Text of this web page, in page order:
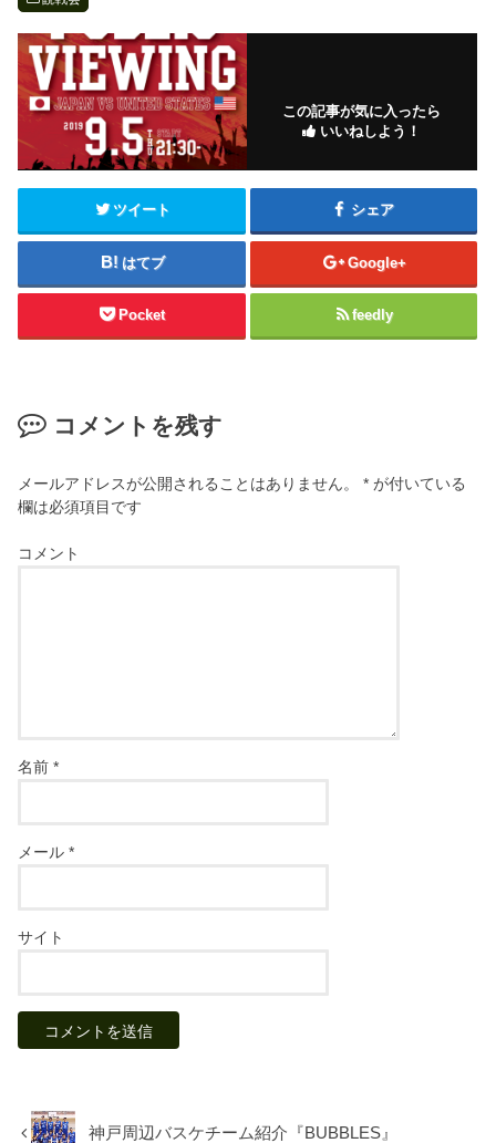
この記事が気に入ったら
いいねしよう！
ツイート シェア
はてブ Google+
Pocket feedly
コメントを残す
メールアドレスが公開されることはありません。 * が付いている
欄は必須項目です
コメント
名前*
メール*
サイト
神戸周辺バスケチーム紹介『BUBBLES』